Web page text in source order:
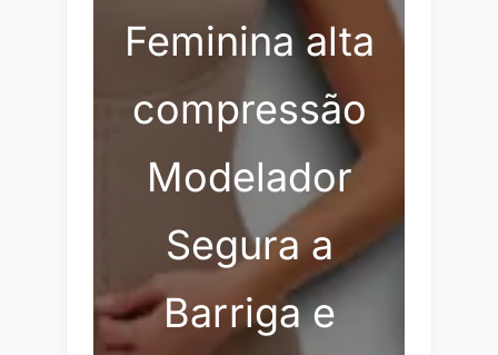
Feminina alta
compressão
Modelador
Segura a
Barriga e